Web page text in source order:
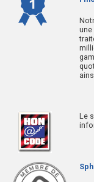
Le